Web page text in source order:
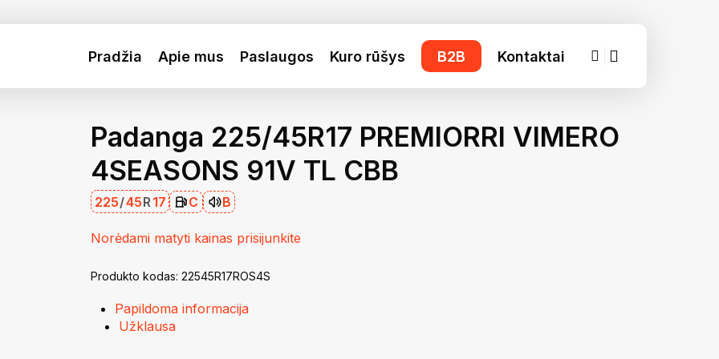
Pradžia Apie mus Paslaugos Kuro rūšys B2B Kontaktai account
Cart
Padanga 225/45R17 PREMIORRI VIMERO
4SEASONS 91V TL CBB
225/45R 17 C B
Norėdami matyti kainas prisijunkite
Produkto kodas:22545R17ROS4S
Papildoma informacija
Užklausa